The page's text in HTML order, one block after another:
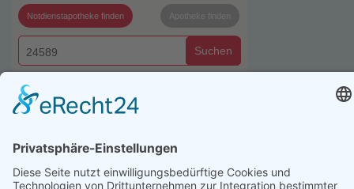
Notdienstapotheke finden
Suchen
Apotheke finden
Ein Service von: